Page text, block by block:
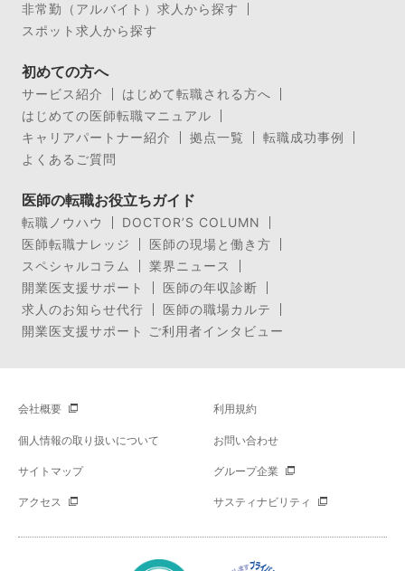
非常勤（アルバイト）求人から探す
スポット求人から探す
初めての方へ
サービス紹介
はじめて転職される方へ
はじめての医師転職マニュアル
キャリアパートナー紹介
拠点一覧
転職成功事例
よくあるご質問
医師の転職お役立ちガイド
転職ノウハウ
DOCTOR’S COLUMN
医師転職ナレッジ
医師の現場と働き方
スペシャルコラム
業界ニュース
開業医支援サポート
医師の年収診断
求人のお知らせ代行
医師の職場カルテ
開業医支援サポート ご利用者インタビュー
会社概要 利用規約
個人情報の取り扱いについて お問い合わせ
サイトマップ グループ企業
アクセス サスティナビリティ